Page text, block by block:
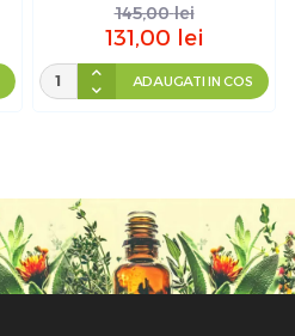
145,00 lei
131,00 lei
ADAUGATI IN COS